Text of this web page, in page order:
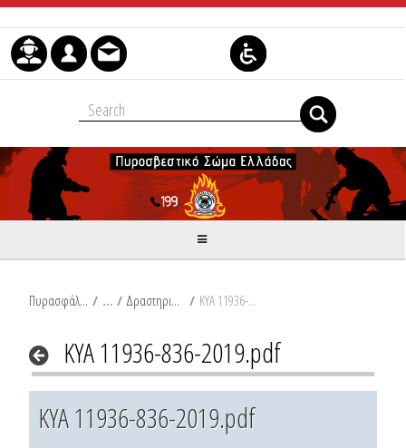
Skip to Content
Πυρασφάλεια / Δραστηριότητες Περιβαλλοντικών Υποδομών / ΚΥΑ 11936-836-2019.pdf
ΚΥΑ 11936-836-2019.pdf
ΚΥΑ 11936-836-2019.pdf